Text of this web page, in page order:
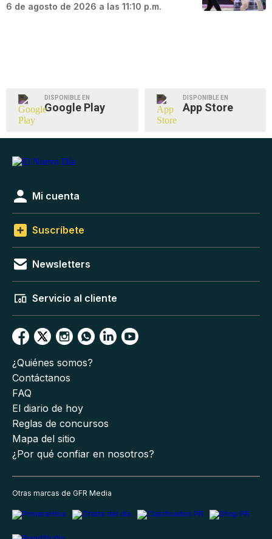
6 de agosto de 2026 a las 11:10 p.m.
DISPONIBLE EN
Google Play
DISPONIBLE EN
App Store
Mi cuenta
Suscríbete
Newsletters
Servicio al cliente
¿Quiénes somos?
Contáctanos
FAQ
El diario de hoy
Reglas de concursos
Mapa del sitio
¿Por qué confiar en nosotros?
Otras marcas de GFR Media